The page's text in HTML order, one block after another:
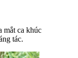
mắt ca khúc
tác.